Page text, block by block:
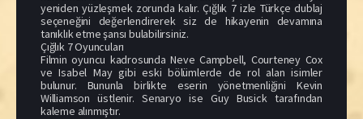
yeniden yüzleşmek zorunda kalır. Çığlık 7 izle Türkçe dublaj
seçeneğini değerlendirerek siz de hikayenin devamına
tanıklık etme şansı bulabilirsiniz.
Çığlık 7 Oyuncuları
Filmin oyuncu kadrosunda Neve Campbell, Courteney Cox
ve Isabel May gibi eski bölümlerde de rol alan isimler
bulunur. Bununla birlikte eserin yönetmenliğini Kevin
Williamson üstlenir. Senaryo ise Guy Busick tarafından
kaleme alınmıştır.